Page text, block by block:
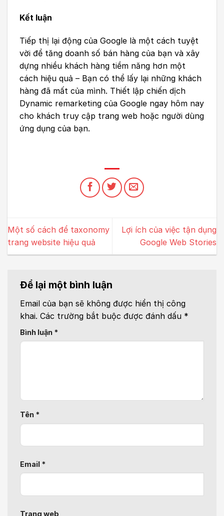
Kết luận
Tiếp thị lại động của Google là một cách tuyệt
vời để tăng doanh số bán hàng của bạn và xây
dựng nhiều khách hàng tiềm năng hơn một
cách hiệu quả – Bạn có thể lấy lại những khách
hàng đã mất của mình. Thiết lập chiến dịch
Dynamic remarketing của Google ngay hôm nay
cho khách truy cập trang web hoặc người dùng
ứng dụng của bạn.
Một số cách để taxonomy
trang website hiệu quả
Lợi ích của việc tận dụng
Google Web Stories
Để lại một bình luận
Email của bạn sẽ không được hiển thị công
khai. Các trường bắt buộc được đánh dấu *
Bình luận *
Tên *
Email *
Trang web